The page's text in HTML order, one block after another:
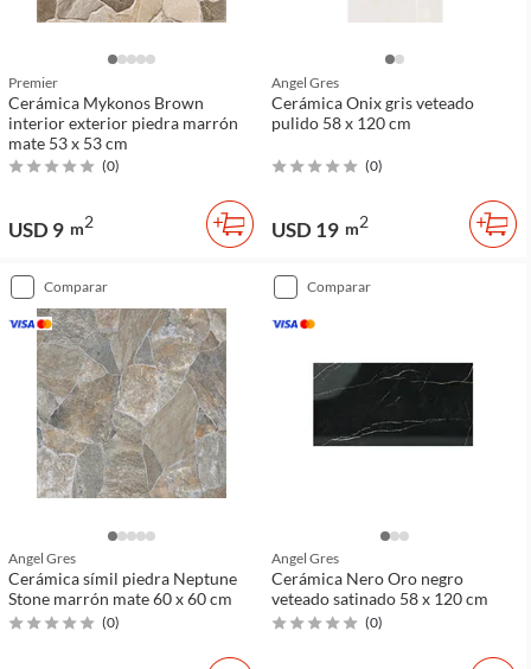
Premier
Cerámica Mykonos Brown
interior exterior piedra marrón
mate 53 x 53 cm
(0)
USD 9 m2
Angel Gres
Cerámica Onix gris veteado
pulido 58 x 120 cm
(0)
USD 19 m2
comparar
Angel Gres
Cerámica símil piedra Neptune
Stone marrón mate 60 x 60 cm
(0)
comparar
Angel Gres
Cerámica Nero Oro negro
veteado satinado 58 x 120 cm
(0)